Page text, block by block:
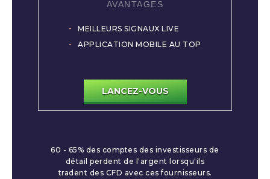
MEILLEURS SIGNAUX LIVE
APPLICATION MOBILE AU TOP
LANCEZ-VOUS
60 - 65% des comptes des investisseurs de
détail perdent de l'argent lorsqu'ils
tradent des CFD avec ces fournisseurs.